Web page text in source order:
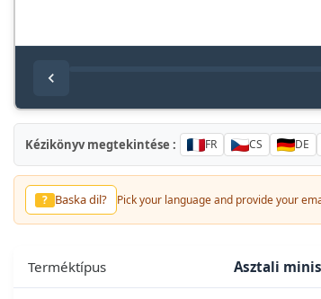
Kézikönyv megtekintése : FR CS DE
? Baska dil? Pick your language and provide your
Terméktípus Asztali